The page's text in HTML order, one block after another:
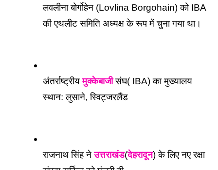
लवलीना बोर्गोहेन (Lovlina Borgohain) को IBA
की एथलीट समिति अध्यक्ष के रूप में चुना गया था।
अंतर्राष्ट्रीय मुक्केबाजी संघ( IBA) का मुख्यालय
स्थान: लुसाने, स्विट्जरलैंड
राजनाथ सिंह ने उत्तराखंड(देहरादून) के लिए नए रक्षा